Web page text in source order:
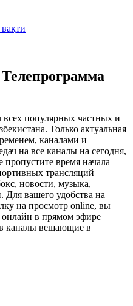
популярных частных и
Только актуальная
каналами и
на все каналы на сегодня,
время начала
трансляций
новости, музыка,
Для вашего удобства на
на просмотр online, вы
онлайн в прямом эфире
каналы вещающие в